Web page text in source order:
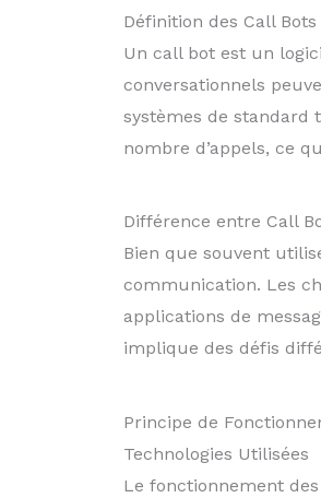
Définition des Call Bots
Un call bot est un
conversationnels
systèmes de standard
nombre d’appels, ce
Différence entre Call
Bien que souvent
communication. Les
applications de
implique des défis
Principe de
Technologies Utilisées
Le fonctionnement